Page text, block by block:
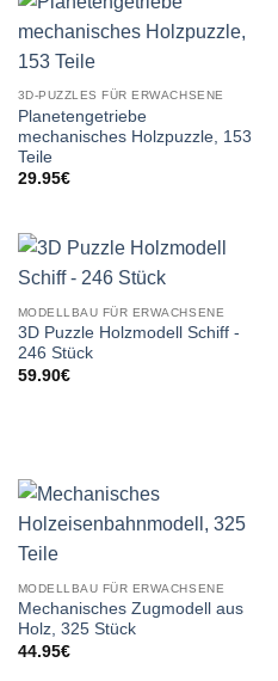
3D-PUZZLES FÜR ERWACHSENE
Planetengetriebe
mechanisches Holzpuzzle, 153
Teile
29.95€
MODELLBAU FÜR ERWACHSENE
3D Puzzle Holzmodell Schiff -
246 Stück
59.90€
MODELLBAU FÜR ERWACHSENE
Mechanisches Zugmodell aus
Holz, 325 Stück
44.95€